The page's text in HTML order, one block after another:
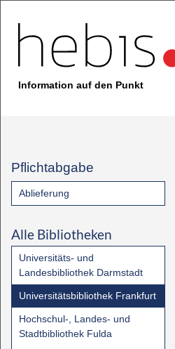
Information auf den Punkt
Pflichtabgabe
Ablieferung
Alle Bibliotheken
Universitäts- und
Landesbibliothek Darmstadt
Universitätsbibliothek Frankfurt
Hochschul-, Landes- und
Stadtbibliothek Fulda